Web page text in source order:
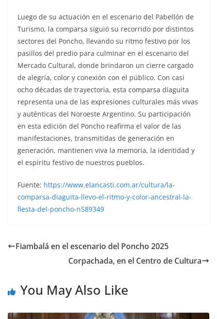
Luego de su actuación en el escenario del Pabellón de
Turismo, la comparsa siguió su recorrido por distintos
sectores del Poncho, llevando su ritmo festivo por los
pasillos del predio para culminar en el escenario del
Mercado Cultural, donde brindaron un cierre cargado
de alegría, color y conexión con el público. Con casi
ocho décadas de trayectoria, esta comparsa diaguita
representa una de las expresiones culturales más vivas
y auténticas del Noroeste Argentino. Su participación
en esta edición del Poncho reafirma el valor de las
manifestaciones, transmitidas de generación en
generación, mantienen viva la memoria, la identidad y
el espíritu festivo de nuestros pueblos.
Fuente: https://www.elancasti.com.ar/cultura/la-
comparsa-diaguita-llevo-el-ritmo-y-color-ancestral-la-
fiesta-del-poncho-n589349
Fiambalá en el escenario del Poncho 2025
Corpachada, en el Centro de Cultura
You May Also Like